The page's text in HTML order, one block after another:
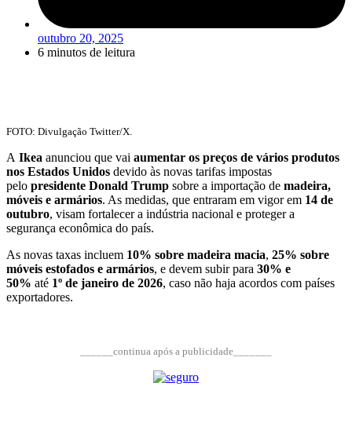
outubro 20, 2025
6 minutos de leitura
FOTO: Divulgação Twitter/X.
A Ikea anunciou que vai aumentar os preços de vários produtos
nos Estados Unidos devido às novas tarifas impostas
pelo presidente Donald Trump sobre a importação de madeira,
móveis e armários. As medidas, que entraram em vigor em 14 de
outubro, visam fortalecer a indústria nacional e proteger a
segurança econômica do país.
As novas taxas incluem 10% sobre madeira macia, 25% sobre
móveis estofados e armários, e devem subir para 30% e
50% até 1º de janeiro de 2026, caso não haja acordos com países
exportadores.
______continua após a publicidade_______